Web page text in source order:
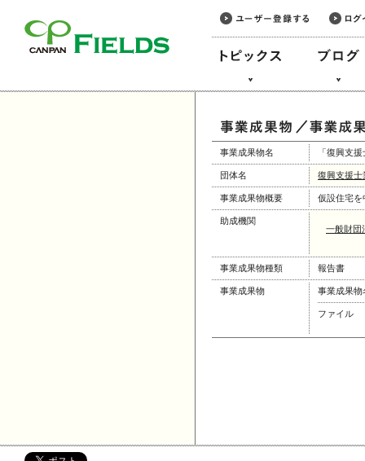
事業成果物名 「復興支
団体名 復興支援士
事業成果物概要 仮設住宅を
助成機関
一般財団
事業成果物種類 報告書
事業成果物 事業成果物
ファイル